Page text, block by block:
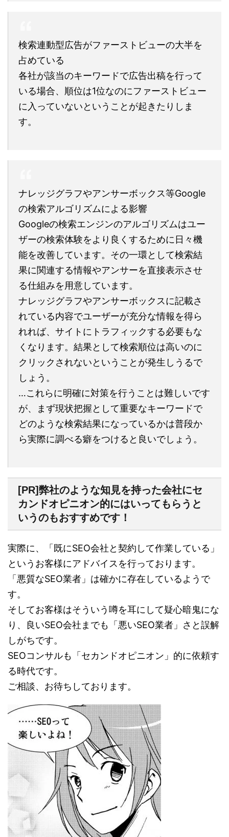
検索連動型広告がファーストビューの大半を
占めている
各社が該当のキーワードで広告出稿を行って
いる場合、順位は1位なのにファーストビュー
に入っていないということが起きたりしま
す。
ナレッジグラフやアンサーボックス等Google
の検索アルゴリズムによる影響
Googleの検索エンジンのアルゴリズムはユー
ザーの検索体験をより良くするために日々機
能を改善しています。その一環として検索結
果に関連する情報やアンサーを直接表示させ
る仕組みを用意しています。
ナレッジグラフやアンサーボックスに記載さ
れている内容でユーザーが充分な情報を得ら
れれば、サイトにトラフィックする必要もな
くなります。結果として検索順位は高いのに
クリックされないということが発生しうるで
しょう。
…これらに明確に対策を行うことは難しいです
が、まず現状把握として重要なキーワードで
どのような検索結果になっているかは普段か
ら実際に調べる癖をつけると良いでしょう。
[PR]弊社のような知見を持った会社にセ
カンドオピニオン的にはいってもらうと
いうのもおすすめです！
実際に、「既にSEO会社と契約して作業している」
というお客様にアドバイスを行っております。
「悪質なSEO業者」は確かに存在しているようで
す。
そしてお客様はそういう噂を耳にして疑心暗鬼にな
り、良いSEO会社までも「悪いSEO業者」さと誤解
しがちです。
SEOコンサルも 「セカンドオピニオン」 的に依頼す
る時代です。
ご相談、お待ちしております。